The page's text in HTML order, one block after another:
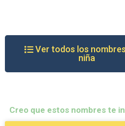
Ver todos los
niña
Creo que estos nombres te